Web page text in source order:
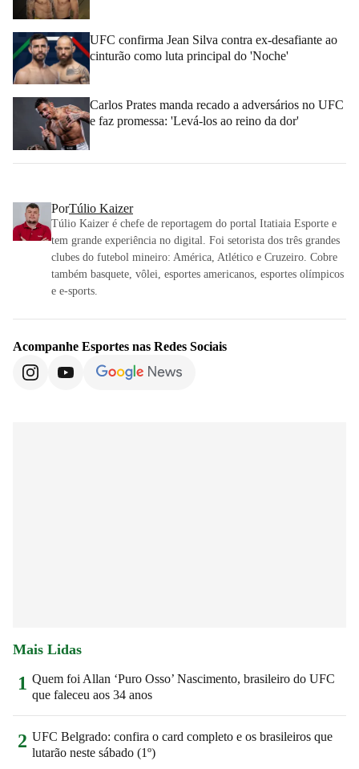
UFC confirma Jean Silva contra ex-desafiante ao
cinturão como luta principal do 'Noche'
Carlos Prates manda recado a adversários no UFC
e faz promessa: 'Levá-los ao reino da dor'
PorTúlio Kaizer
Túlio Kaizer é chefe de reportagem do portal Itatiaia Esporte e
tem grande experiência no digital. Foi setorista dos três grandes
clubes do futebol mineiro: América, Atlético e Cruzeiro. Cobre
também basquete, vôlei, esportes americanos, esportes olímpicos
e e-sports.
Acompanhe Esportes nas Redes Sociais
Mais Lidas
1 Quem foi Allan ‘Puro Osso’ Nascimento, brasileiro do UFC
que faleceu aos 34 anos
2 UFC Belgrado: confira o card completo e os brasileiros que
lutarão neste sábado (1º)